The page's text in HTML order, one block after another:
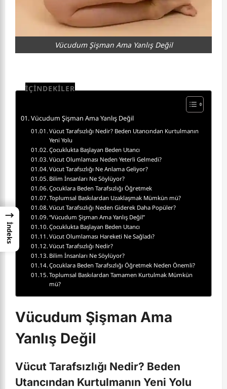
Vücudum Şişman Ama Yanlış Değil
İÇİNDEKİLER
Vücudum Şişman Ama Yanlış Değil
Vücut Tarafsızlığı Nedir? Beden Utancından Kurtulmanın
Yeni Yolu
Çocuklukta Başlayan Beden Utancı
Vücut Olumlaması Neden Yeterli Gelmedi?
Vücut Tarafsızlığı Ne Anlama Geliyor?
Bilim İnsanları Ne Söylüyor?
Çocuklara Beden Tarafsızlığı Öğretmek
Toplumsal Baskılardan Uzaklaşmak Mümkün mü?
Vücut Tarafsızlığı Neden Giderek Daha Popüler?
“Vücudum Şişman Ama Yanlış Değil”
Çocuklukta Başlayan Beden Utancı
Vücut Olumlaması Hareketi Ne Sağladı?
Vücut Tarafsızlığı Nedir?
Bilim İnsanları Ne Söylüyor?
Çocuklara Beden Tarafsızlığı Öğretmek Neden Önemli?
Toplumsal Baskılardan Tamamen Kurtulmak Mümkün
mü?
Vücudum Şişman Ama
Yanlış Değil
Vücut Tarafsızlığı Nedir? Beden
Utancından Kurtulmanın Yeni Yolu
→
İndeks